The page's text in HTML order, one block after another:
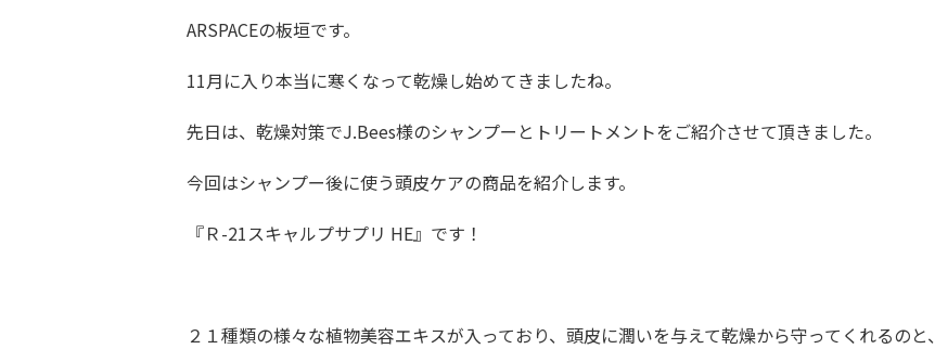
ARSPACEの板垣です。
11月に入り本当に寒くなって乾燥し始めてきましたね。
先日は、乾燥対策でJ.Bees様のシャンプーとトリートメントをご紹介させて頂きました。
今回はシャンプー後に使う頭皮ケアの商品を紹介します。
『Ｒ-21スキャルプサプリ HE』です！
２１種類の様々な植物美容エキスが入っており、頭皮に潤いを与えて乾燥から守ってくれるのと、